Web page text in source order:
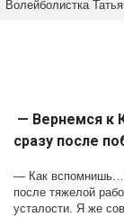
Волейболистка
— Вернемся к
сразу после
— Как вспомнишь…
после тяжелой
усталости. Я же